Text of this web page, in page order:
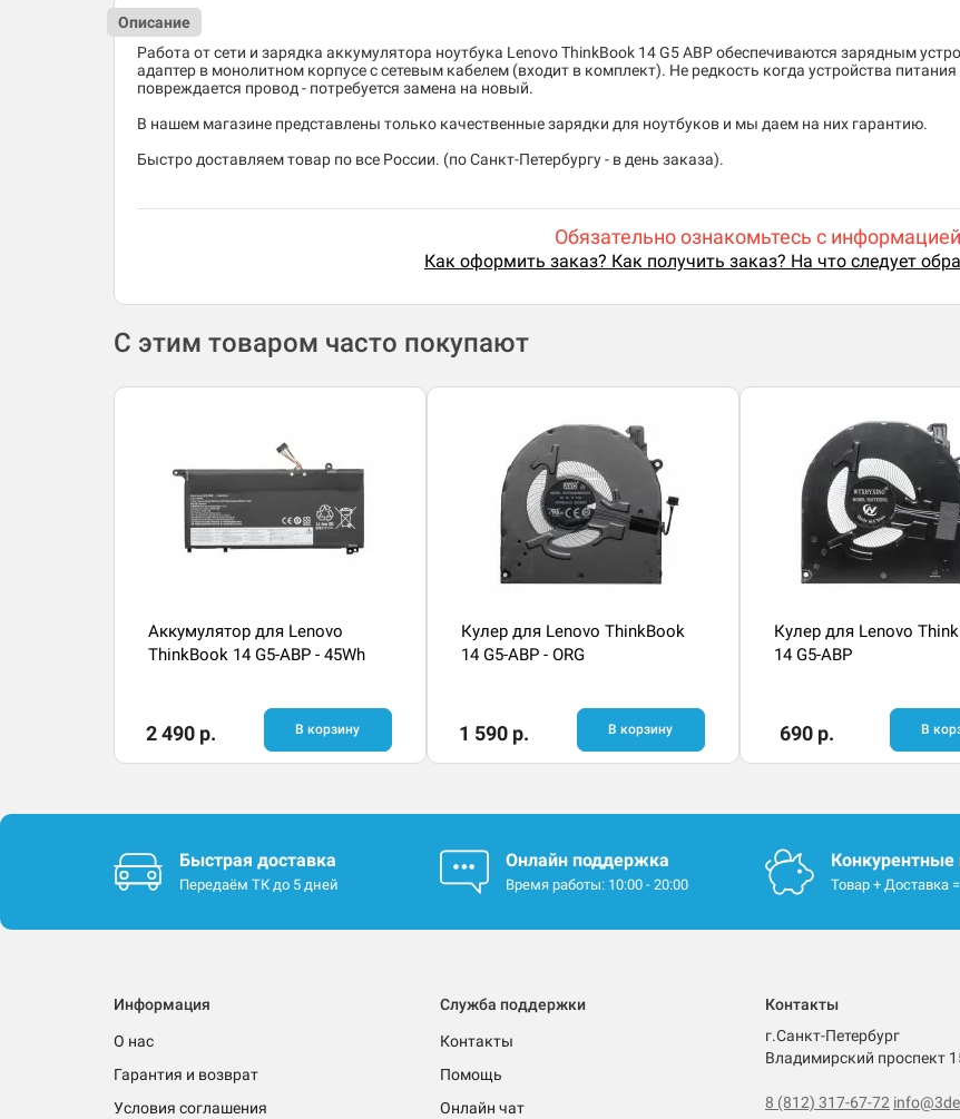
Описание
Работа от сети и зарядка аккумулятора ноутбука Lenovo ThinkBook 14 G5 ABP обеспечиваются зарядным
адаптер в монолитном корпусе с сетевым кабелем (входит в комплект). Не редкость когда устройства
повреждается провод - потребуется замена на новый.
В нашем магазине представлены только качественные зарядки для ноутбуков и мы даем на них гарантию.
Быстро доставляем товар по все России. (по Санкт-Петербургу - в день заказа).
Обязательно ознакомьтесь с
Как оформить заказ? Как получить заказ? На что следует
С этим товаром часто покупают
Аккумулятор для Lenovo
ThinkBook 14 G5-ABP - 45Wh
2 490 р. В корзину
Кулер для Lenovo ThinkBook
14 G5-ABP - ORG
1 590 р. В корзину
Кулер для Lenovo
14 G5-ABP
690 р. В
Быстрая доставка
Передаём ТК до 5 дней
Онлайн поддержка
Время работы: 10:00 - 20:00 Товар + Доставка
Информация
О нас
Гарантия и возврат
Условия соглашения
Служба поддержки
Контакты
Помощь
Онлайн чат
Контакты
г.Санкт-Петербург
Владимирский проспект
8 (812) 317-67-72